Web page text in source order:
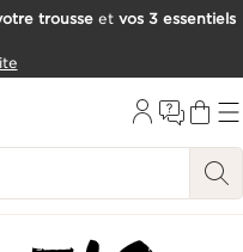
trousseet vos 3 essentiels